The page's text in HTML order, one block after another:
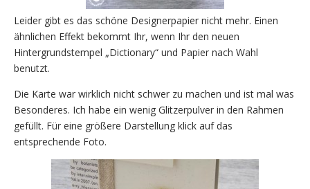
Leider gibt es das schöne Designerpapier nicht mehr. Einen
ähnlichen Effekt bekommt Ihr, wenn Ihr den neuen
Hintergrundstempel „Dictionary“ und Papier nach Wahl
benutzt.
Die Karte war wirklich nicht schwer zu machen und ist mal was
Besonderes. Ich habe ein wenig Glitzerpulver in den Rahmen
gefüllt. Für eine größere Darstellung klick auf das
entsprechende Foto.